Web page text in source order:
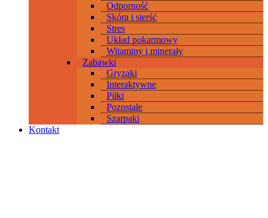
Odporność
Skóra i sierść
Stres
Układ pokarmowy
Witaminy i minerały
Zabawki
Gryzaki
Interaktywne
Piłki
Pozostałe
Szarpaki
Kontakt